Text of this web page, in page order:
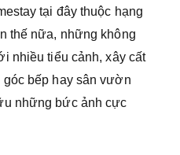
tại đây thuộc hạng
thế nữa, những không
nhiều tiểu cảnh, xây cất
góc bếp hay sân vườn
những bức ảnh cực